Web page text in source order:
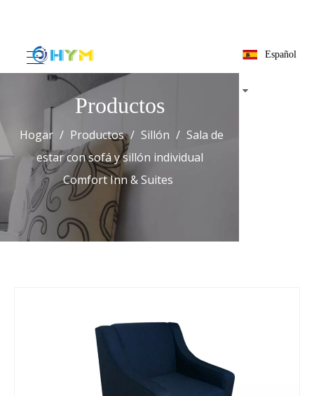
Español
Productos
Hogar / Productos / Sillón / Sala de
estar con sofá y sillón individual
Comfort Inn & Suites